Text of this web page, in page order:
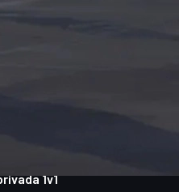
experiencia de alto nivel,
1v1 en CS2
1v1